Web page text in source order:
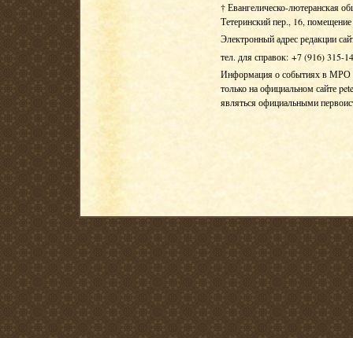
† Евангелическо-лютеранская
Тетеринский пер., 16,
Электронный адрес редакции
тел. для справок: +7 (916) 315-
Информация о событиях в МРО
только на официальном сайте
являться официальными